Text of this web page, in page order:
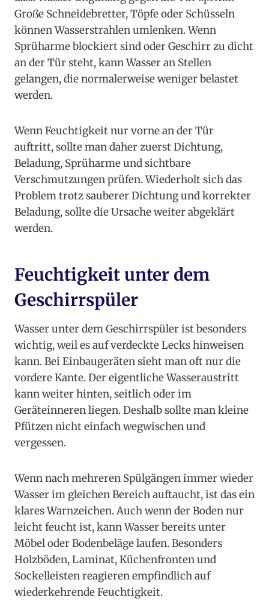
Große Schneidebretter, Töpfe oder Schüsseln
können Wasserstrahlen umlenken. Wenn
Sprüharme blockiert sind oder Geschirr zu dicht
an der Tür steht, kann Wasser an Stellen
gelangen, die normalerweise weniger belastet
werden.
Wenn Feuchtigkeit nur vorne an der Tür
auftritt, sollte man daher zuerst Dichtung,
Beladung, Sprüharme und sichtbare
Verschmutzungen prüfen. Wiederholt sich das
Problem trotz sauberer Dichtung und korrekter
Beladung, sollte die Ursache weiter abgeklärt
werden.
Feuchtigkeit unter dem
Geschirrspüler
Wasser unter dem Geschirrspüler ist besonders
wichtig, weil es auf verdeckte Lecks hinweisen
kann. Bei Einbaugeräten sieht man oft nur die
vordere Kante. Der eigentliche Wasseraustritt
kann weiter hinten, seitlich oder im
Geräteinneren liegen. Deshalb sollte man kleine
Pfützen nicht einfach wegwischen und
vergessen.
Wenn nach mehreren Spülgängen immer wieder
Wasser im gleichen Bereich auftaucht, ist das ein
klares Warnzeichen. Auch wenn der Boden nur
leicht feucht ist, kann Wasser bereits unter
Möbel oder Bodenbeläge laufen. Besonders
Holzböden, Laminat, Küchenfronten und
Sockelleisten reagieren empfindlich auf
wiederkehrende Feuchtigkeit.